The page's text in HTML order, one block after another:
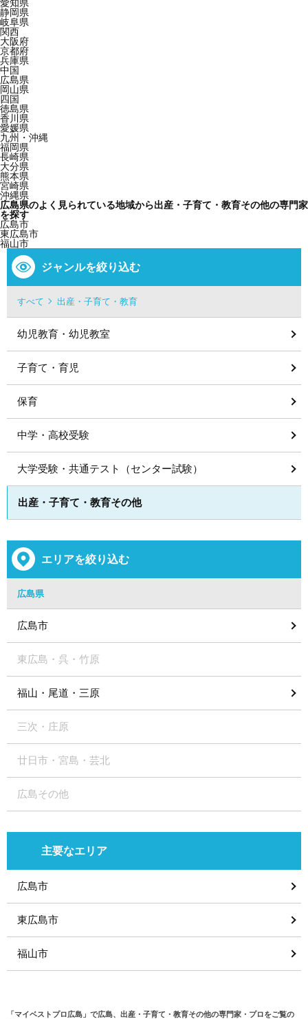
愛知県
静岡県
岐阜県
関西
大阪府
京都府
兵庫県
中国
広島県
岡山県
四国
徳島県
香川県
愛媛県
九州・沖縄
福岡県
長崎県
大分県
熊本県
宮崎県
沖縄県
広島県のよく見られている地域から出産・子育て・教育その他の専門家
を探す
広島市
東広島市
福山市
ジャンルを絞り込む
すべて 出産・子育て・教育
幼児教育・幼児教室
子育て・育児
保育
中学・高校受験
大学受験・共通テスト（センター試験）
出産・子育て・教育その他
エリアを絞り込む
広島県
広島市
東広島・呉・竹原
福山・尾道・三原
三次・庄原
廿日市・宮島・芸北
広島その他
主要なエリア
広島市
東広島市
福山市
「マイベストプロ広島」で広島、出産・子育て・教育その他の専門家・プロをご覧の